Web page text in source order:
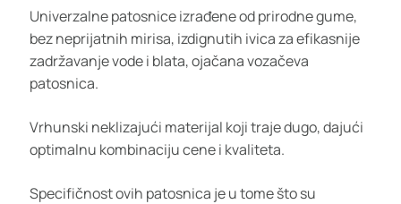
Univerzalne patosnice izrađene od prirodne gume,
bez neprijatnih mirisa, izdignutih ivica za efikasnije
zadržavanje vode i blata, ojačana vozačeva
patosnica.
Vrhunski neklizajući materijal koji traje dugo, dajući
optimalnu kombinaciju cene i kvaliteta.
Specifičnost ovih patosnica je u tome što su